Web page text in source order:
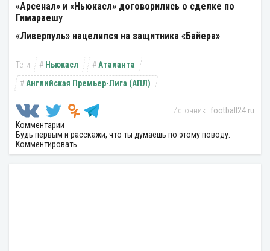
«Арсенал» и «Ньюкасл» договорились о сделке по
Гимараешу
«Ливерпуль» нацелился на защитника «Байера»
Ньюкасл
Аталанта
Английская Премьер-Лига (АПЛ)
football24.ru
Комментарии
Будь первым и расскажи, что ты думаешь по этому поводу.
Комментировать